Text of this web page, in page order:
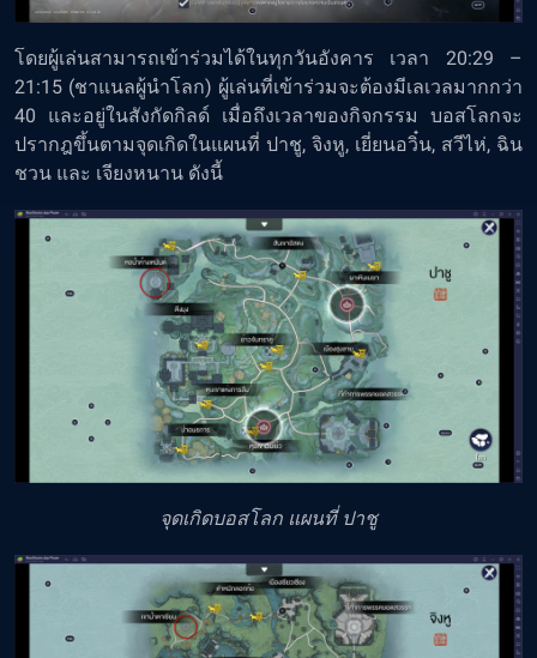
โดยผู้เล่นสามารถเข้าร่วมได้ในทุกวันอังคาร เวลา 20:29 –
21:15 (ชาแนลผู้นำโลก) ผู้เล่นที่เข้าร่วมจะต้องมีเลเวลมากกว่า
40 และอยู่ในสังกัดกิลด์ เมื่อถึงเวลาของกิจกรรม บอสโลกจะ
ปรากฎขึ้นตามจุดเกิดในแผนที่ ปาชู, จิงหู, เยี่ยนอวิ๋น, สวีไห่, ฉิน
ชวน และ เจียงหนาน ดังนี้
จุดเกิดบอสโลก แผนที่ ปาชู